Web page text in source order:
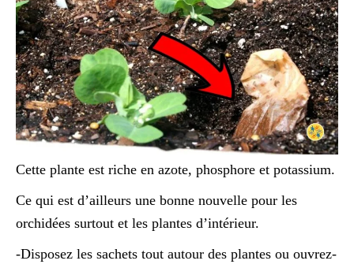
Cette plante est riche en azote, phosphore et potassium.
Ce qui est d’ailleurs une bonne nouvelle pour les
orchidées surtout et les plantes d’intérieur.
-Disposez les sachets tout autour des plantes ou ouvrez-